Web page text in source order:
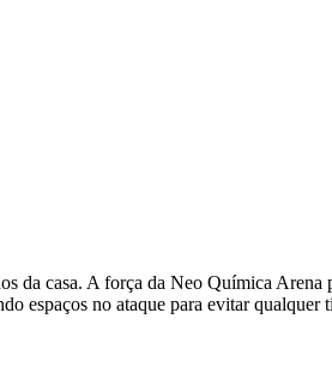
da casa. A força da Neo Química
espaços no ataque para evitar qualquer